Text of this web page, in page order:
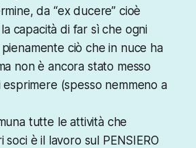
da “ex ducere” cioè
capacità di far sì che ogni
ciò che in nuce ha
non è ancora stato messo
(spesso nemmeno a
tutte le attività che
è il lavoro sul PENSIERO